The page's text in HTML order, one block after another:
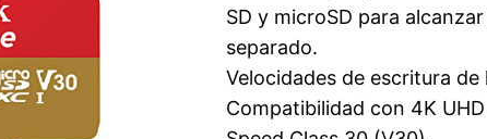
SD y microSD para
separado.
Velocidades de escritura
Compatibilidad con 4K